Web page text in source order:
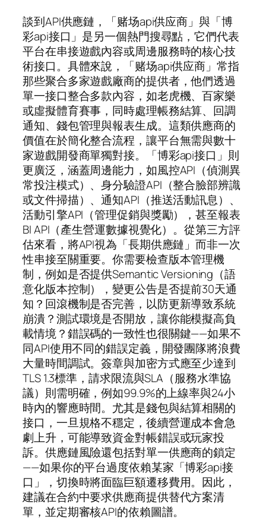
談到API供應鏈，「赌场api供应商」與「博
彩api接口」是另一個熱門搜尋點，它們代表
平台在串接遊戲內容或周邊服務時的核心技
術接口。具體來說，「赌场api供应商」常指
那些聚合多家遊戲廠商的提供者，他們透過
單一接口整合多款內容，如老虎機、百家樂
或虛擬體育賽事，同時處理帳務結算、回調
通知、錢包管理與報表生成。這類供應商的
價值在於簡化整合流程，讓平台無需與數十
家遊戲開發商單獨對接。「博彩api接口」則
更廣泛，涵蓋周邊能力，如風控API（偵測異
常投注模式）、身分驗證API（整合臉部辨識
或文件掃描）、通知API（推送活動訊息）、
活動引擎API（管理促銷與獎勵），甚至報表
BI API（產生營運數據視覺化）。從第三方評
估來看，將API視為「長期供應鏈」而非一次
性串接至關重要。你需要檢查版本管理機
制，例如是否提供Semantic Versioning（語
意化版本控制），變更公告是否提前30天通
知？回滾機制是否完善，以防更新導致系統
崩潰？測試環境是否開放，讓你能模擬高負
載情境？錯誤碼的一致性也很關鍵——如果不
同API使用不同的錯誤定義，開發團隊將浪費
大量時間調試。簽章與加密方式應至少達到
TLS 1.3標準，請求限流與SLA（服務水準協
議）則需明確，例如99.9%的上線率與24小
時內的響應時間。尤其是錢包與結算相關的
接口，一旦規格不穩定，後續營運成本會急
劇上升，可能導致資金對帳錯誤或玩家投
訴。供應鏈風險還包括對單一供應商的鎖定
——如果你的平台過度依賴某家「博彩api接
口」，切換時將面臨巨額遷移費用。因此，
建議在合約中要求供應商提供替代方案清
單，並定期審核API的依賴圖譜。